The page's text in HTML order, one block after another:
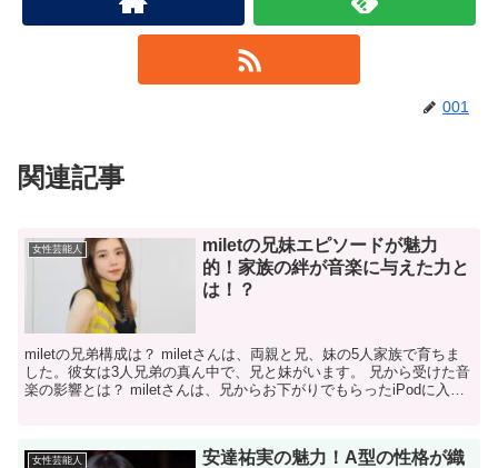
001
関連記事
女性芸能人
miletの兄妹エピソードが魅力
的！家族の絆が音楽に与えた力と
は！？
miletの兄弟構成は？ miletさんは、両親と兄、妹の5人家族で育ちま
した。彼女は3人兄弟の真ん中で、兄と妹がいます。 兄から受けた音
楽の影響とは？ miletさんは、兄からお下がりでもらったiPodに入っ
女性芸能人
安達祐実の魅力！A型の性格が織